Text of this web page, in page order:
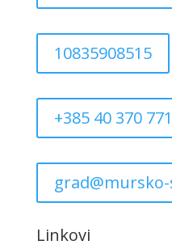
10835908515
+385 40 370 771
Linkovi